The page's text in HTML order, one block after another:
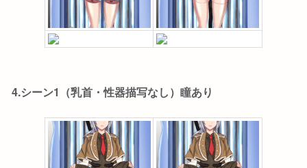
4.シーン1（乳首・性器描写なし）瞳あり